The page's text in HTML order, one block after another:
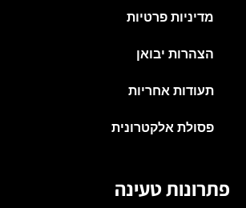
מדיניות פרטיות
הצהרות יבואן
תעודות אחריות
פסולת אלקטרונית
פתרונות טעינה